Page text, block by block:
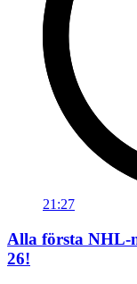
21:27
Alla första NHL-
26!